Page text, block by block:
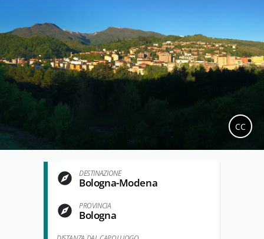
CC
DESTINAZIONE
Bologna-Modena
PROVINCIA
Bologna